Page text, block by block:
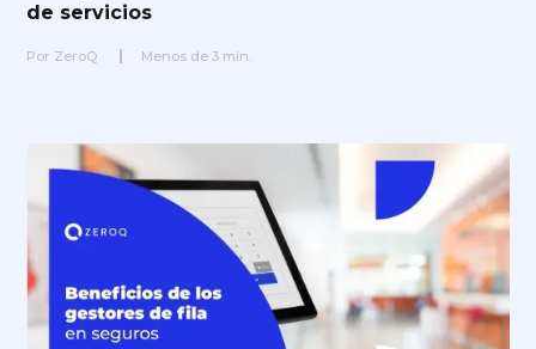
de servicios
Por ZeroQ Menos de 3 min.